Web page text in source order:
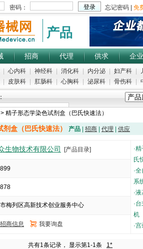
产品
招商 代理 供求 企业
心内科 神经科 消化科 内分泌 妇产科
皮肤科 肛肠科 心胸科 泌尿科 骨伤科
> 精子形态学染色试剂盒（巴氏快速法）
剂盒（巴氏快速法） 产品 招商 代理 供应
生物技术有限公司 [产品目录] ·精
氏
·全
系
·液
·台
机
·宫
梅列区高新技术创业服务中心
招商信息 我要询盘
共有1条记录， 显示第1-1条 1*